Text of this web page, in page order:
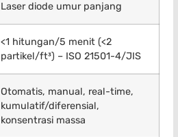
Laser diode umur panjang
<1 hitungan/5 menit (<2
partikel/ft³) – ISO 21501-4/JIS
Otomatis, manual, real-time,
kumulatif/diferensial,
konsentrasi massa